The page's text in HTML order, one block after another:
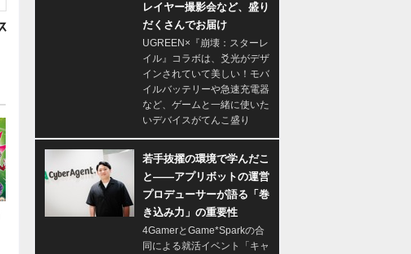
レイヤー撮影会など、盛り
だくさんでお届け
UGREEN×『崩壊：スターレ
イル』コラボは、爻光がデザ
インされていて美しい！モバ
イルバッテリーや急速充電器
など、ゲームと一緒に使いた
いデバイスがてんこ盛り
若手抜擢の環境で学んだこ
と――アプリボットの運営
プロデューサーが語る「巻
き込み力」の重要性
4GamerとGame*Sparkの合
同による就活イベント「キャ